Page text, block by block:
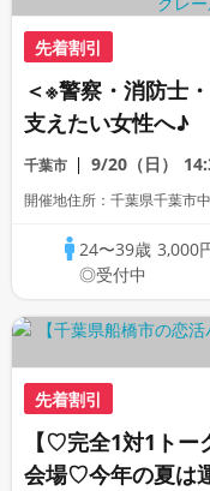
先着割引
＜※警察・消防士
支えたい女性へ♪
千葉市 9/20（日）
開催地住所：千葉県千葉市
24〜39歳 3,000
◎受付中
先着割引
【♡完全1対1ト
会場♡今年の夏は